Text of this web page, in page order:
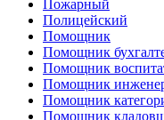
Пожарный
Полицейский
Помощник
Помощник
Помощник
Помощник
Помощник
Помощник